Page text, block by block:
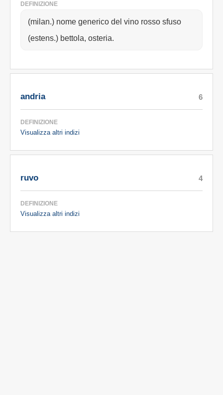
DEFINIZIONE
(milan.) nome generico del vino rosso sfuso
(estens.) bettola, osteria.
andria
DEFINIZIONE
Visualizza altri indizi
6
ruvo
DEFINIZIONE
Visualizza altri indizi
4